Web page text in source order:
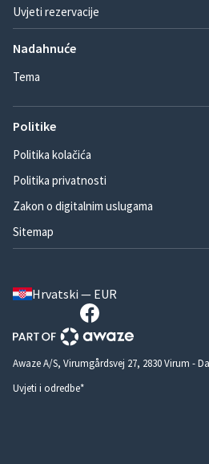
Uvjeti rezervacije
Nadahnuće
Tema
Politike
Politika kolačića
Politika privatnosti
Zakon o digitalnim uslugama
Sitemap
Hrvatski — EUR
Awaze A/S, Virumgårdsvej 27, 2830 Virum -
Uvjeti i odredbe*